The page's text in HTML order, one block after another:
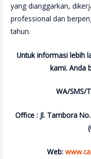
yang dianggarkan,
professional dan
tahun.
Untuk informasi lebih
kami. Anda
WA/SMS/
Office : Jl. Tambora
Web: